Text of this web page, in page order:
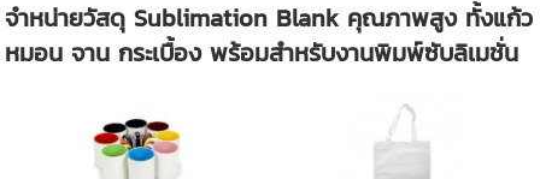
จำหน่ายวัสดุ Sublimation Blank คุณภาพสูง ทั้งแก้ว
หมอน จาน กระเบื้อง พร้อมสำหรับงานพิมพ์ซับลิเมชั่น